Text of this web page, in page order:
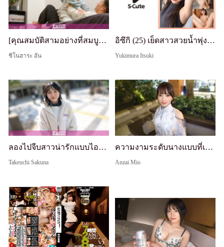
[คุณสมบัติสามอย่างที่สมบูรณ์แบบ: บรรยากาศดี ความอ่อนไหวดี นมดี] สาวที่กระตือรือร้นมากเกินไป ตกลงเร็วเกินไป หัวนมแข็งและขยับสะโพก lol เซ็กส์กล้องซ่อนหลังถูกพาไปที่ห้องเย็ดของนักล่าเหยื่อที่ช่ำชอง 446
ชิโนฮาระ อัน
อิซึกิ (25) เย็ดสาวสวยน้ำพุ่งแตกใน
Yukimura Itsuki
ลองไปจีบสาวน่ารักแบบไอดอลบริสุทธิ์! ตอนแรกเธอประหม่าและขี้อาย แต่ค่อยๆ ตื่นรู้เรื่องเซ็กส์! ขอโทษที่มันเสียวเกินไป lol เธอกำลังเรียนรู้เรื่องความเสียวและเสร็จหลายรอบ lol. จีบจริง ถ่ายครั้งแรก. 2331
Takeuchi Sakuna
ความงามระดับนางแบบที่เต็มเปี่ยมไปด้วยเสน่ห์ทางเพศ! รอยยิ้มและสายตาเหมือนเทพธิดา พร้อมร่างกายที่เพรียวบางอย่างสมบูรณ์แบบ ล่อลวงและน่าหลงใหล! เพลิดเพลินกับสายตากับความงามเส้นโค้งสุดขีดระดับตำนาน! [ถ่ายครั้งแรก] สมัคร AV ผ่านเน็ต → ถ่ายประสบการณ์ AV 2597
Anzai Mio